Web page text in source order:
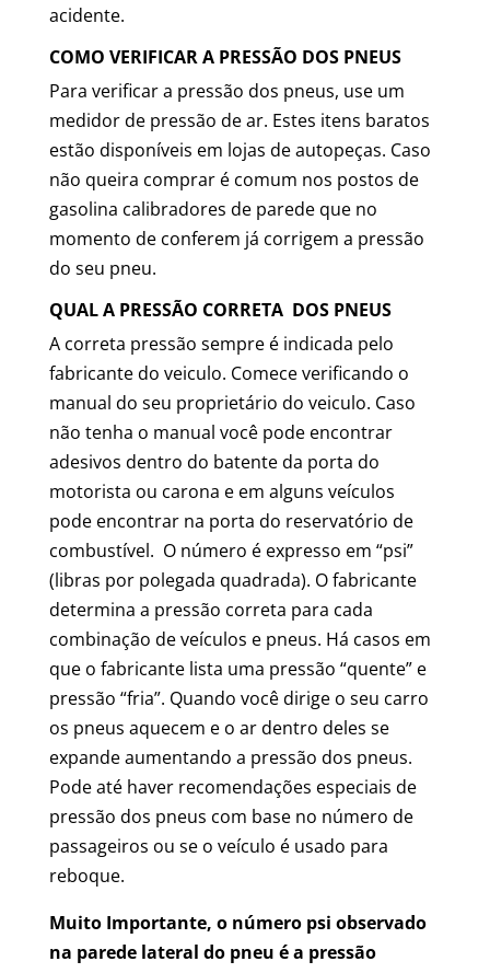
acidente.
COMO VERIFICAR A PRESSÃO DOS PNEUS
Para verificar a pressão dos pneus, use um
medidor de pressão de ar. Estes itens baratos
estão disponíveis em lojas de autopeças. Caso
não queira comprar é comum nos postos de
gasolina calibradores de parede que no
momento de conferem já corrigem a pressão
do seu pneu.
QUAL A PRESSÃO CORRETA DOS PNEUS
A correta pressão sempre é indicada pelo
fabricante do veiculo. Comece verificando o
manual do seu proprietário do veiculo. Caso
não tenha o manual você pode encontrar
adesivos dentro do batente da porta do
motorista ou carona e em alguns veículos
pode encontrar na porta do reservatório de
combustível. O número é expresso em “psi”
(libras por polegada quadrada). O fabricante
determina a pressão correta para cada
combinação de veículos e pneus. Há casos em
que o fabricante lista uma pressão “quente” e
pressão “fria”. Quando você dirige o seu carro
os pneus aquecem e o ar dentro deles se
expande aumentando a pressão dos pneus.
Pode até haver recomendações especiais de
pressão dos pneus com base no número de
passageiros ou se o veículo é usado para
reboque.
Muito Importante, o número psi observado
na parede lateral do pneu é a pressão